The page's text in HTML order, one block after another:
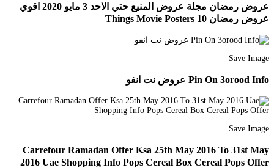
عروض رمضان مجلة عروض المنيع حتي الاحد 3 مايو 2020 اقوي
عروض رمضان 10 Things Movie Posters
Save Image
Pin On 3orood Info عروض نت انفو
Save Image
Carrefour Ramadan Offer Ksa 25th May 2016 To 31st May
2016 Uae Shopping Info Pops Cereal Box Cereal Pops Offer